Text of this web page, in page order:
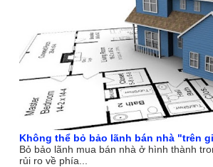
Không thể bỏ bảo lãnh bán nhà "trên
Bỏ bảo lãnh mua bán nhà ở hình thành
rủi ro về phía...